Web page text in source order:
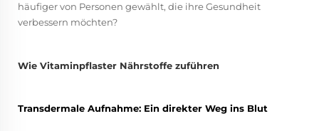
häufiger von Personen gewählt, die ihre Gesundheit
verbessern möchten?
Wie Vitaminpflaster Nährstoffe zuführen
Transdermale Aufnahme: Ein direkter Weg ins Blut